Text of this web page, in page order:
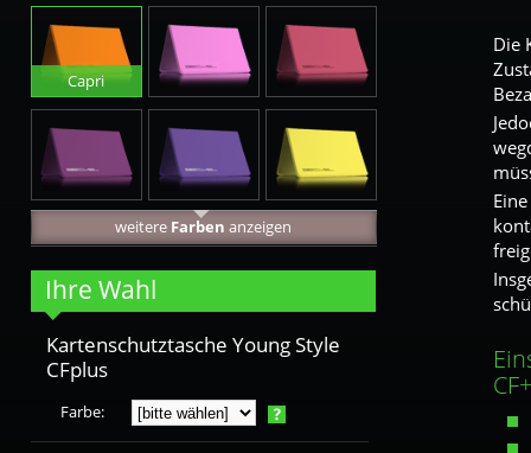
Capri
Lollypop
Starlet
Clover Viola Yell
Lemon Spring Fly
Orange Tabac
weitere Farben anzeigen
Ihre Wahl
Kartenschutztasche Young Style
CFplus
Farbe:
Die
CF+